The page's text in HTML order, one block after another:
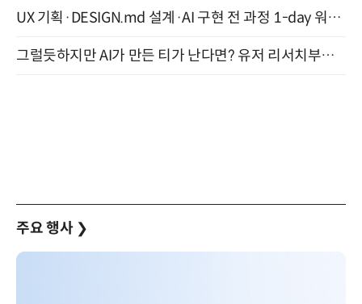
UX 기획·DESIGN.md 설계·AI 구현 전 과정 1-day 워크숍 with Claude Code·Codex 9월 15일 개최
그럴듯하지만 AI가 만든 티가 난다면? 유저 리서치부터 배포까지! (9/15)
주요 행사 ❯